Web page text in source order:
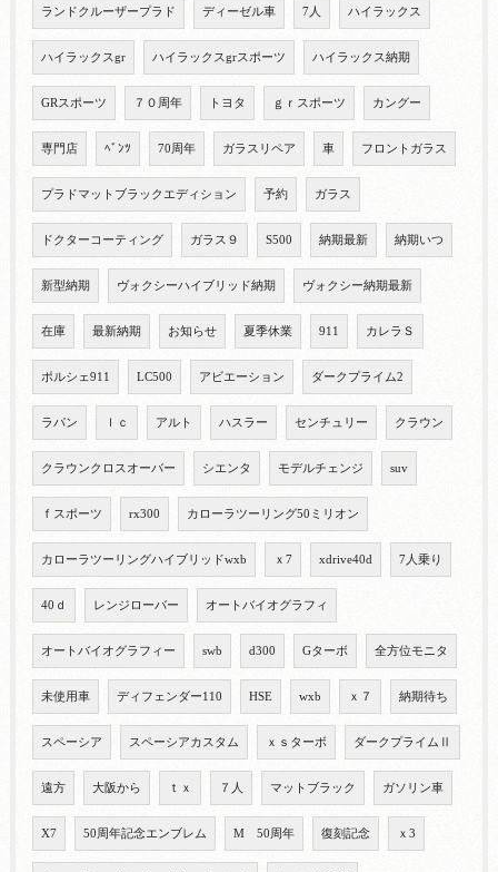
ランドクルーザープラド ディーゼル車 7人 ハイラックス
ハイラックスgr ハイラックスgrスポーツ ハイラックス納期
GRスポーツ ７０周年 トヨタ ｇｒスポーツ カングー
専門店 ﾍﾞﾝﾂ 70周年 ガラスリペア 車 フロントガラス
プラドマットブラックエディション 予約 ガラス
ドクターコーティング ガラス９ S500 納期最新 納期いつ
新型納期 ヴォクシーハイブリッド納期 ヴォクシー納期最新
在庫 最新納期 お知らせ 夏季休業 911 カレラＳ
ポルシェ911 LC500 アビエーション ダークプライム2
ラパン ｌｃ アルト ハスラー センチュリー クラウン
クラウンクロスオーバー シエンタ モデルチェンジ suv
ｆスポーツ rx300 カローラツーリング50ミリオン
カローラツーリングハイブリッドwxb ｘ7 xdrive40d 7人乗り
40ｄ レンジローバー オートバイオグラフィ
オートバイオグラフィー swb d300 Gターボ 全方位モニタ
未使用車 ディフェンダー110 HSE wxb ｘ７ 納期待ち
スペーシア スペーシアカスタム ｘｓターボ ダークプライムⅡ
遠方 大阪から ｔｘ ７人 マットブラック ガソリン車
X7 50周年記念エンブレム M 50周年 復刻記念 ｘ3